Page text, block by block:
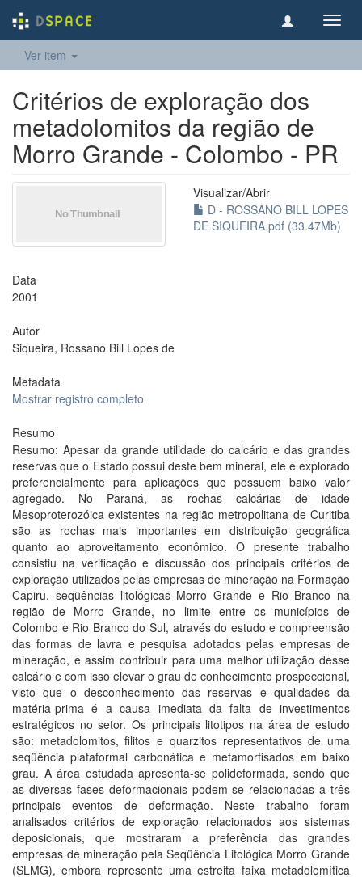
Ver item
Critérios de exploração dos
metadolomitos da região de
Morro Grande - Colombo - PR
Visualizar/Abrir
D - ROSSANO BILL LOPES
DE SIQUEIRA.pdf (33.47Mb)
Data
2001
Autor
Siqueira, Rossano Bill Lopes de
Metadata
Mostrar registro completo
Resumo
Resumo: Apesar da grande utilidade do calcário e das grandes
reservas que o Estado possui deste bem mineral, ele é explorado
preferencialmente para aplicações que possuem baixo valor
agregado. No Paraná, as rochas calcárias de idade
Mesoproterozóica existentes na região metropolitana de Curitiba
são as rochas mais importantes em distribuição geográfica
quanto ao aproveitamento econômico. O presente trabalho
consistiu na verificação e discussão dos principais critérios de
exploração utilizados pelas empresas de mineração na Formação
Capiru, seqüências litológicas Morro Grande e Rio Branco na
região de Morro Grande, no limite entre os municípios de
Colombo e Rio Branco do Sul, através do estudo e compreensão
das formas de lavra e pesquisa adotados pelas empresas de
mineração, e assim contribuir para uma melhor utilização desse
calcário e com isso elevar o grau de conhecimento prospeccional,
visto que o desconhecimento das reservas e qualidades da
matéria-prima é a causa imediata da falta de investimentos
estratégicos no setor. Os principais litotipos na área de estudo
são: metadolomitos, filitos e quarzitos representativos de uma
seqüência plataformal carbonática e metamorfisados em baixo
grau. A área estudada apresenta-se polideformada, sendo que
as diversas fases deformacionais podem se relacionadas a três
principais eventos de deformação. Neste trabalho foram
analisados critérios de exploração relacionados aos sistemas
deposicionais, que mostraram a preferência das grandes
empresas de mineração pela Seqüência Litológica Morro Grande
(SLMG), embora represente uma estreita faixa metadolomítica